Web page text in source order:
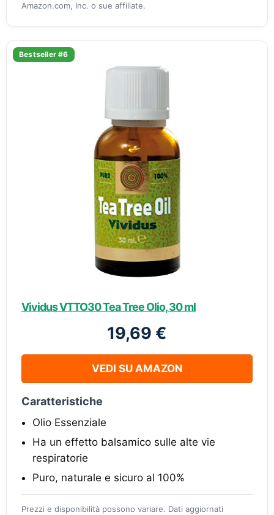
Amazon.com, Inc. o sue affiliate.
Bestseller #6
Vividus VTTO30 Tea Tree Olio, 30 ml
19,69 €
VEDI SU AMAZON
Caratteristiche
Olio Essenziale
Ha un effetto balsamico sulle alte vie
respiratorie
Puro, naturale e sicuro al 100%
Prezzi e disponibilità possono variare. Dati aggiornati